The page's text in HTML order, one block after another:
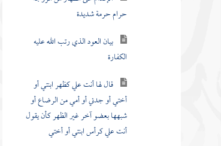
حرام حرمة شديدة
بيان العود الذي رتب الله عليه
الكفارة
قال لها أنت علي كظهر ابنتي أو
أختي أو جدتي أو أمي من الرضاع أو
شبهها بعضو آخر غير الظهر كأن يقول
أنت علي كرأس ابنتي أو أختي